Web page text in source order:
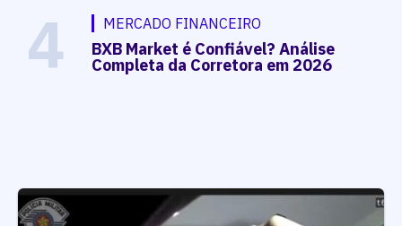
4 MERCADO FINANCEIRO
BXB Market é Confiável? Análise
Completa da Corretora em 2026